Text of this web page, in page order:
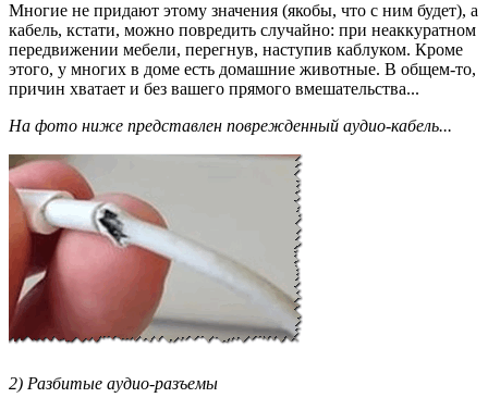
Многие не придают этому значения (якобы, что с ним будет), а
кабель, кстати, можно повредить случайно: при неаккуратном
передвижении мебели, перегнув, наступив каблуком. Кроме
этого, у многих в доме есть домашние животные. В общем-то,
причин хватает и без вашего прямого вмешательства...
На фото ниже представлен поврежденный аудио-кабель...
2) Разбитые аудио-разъемы